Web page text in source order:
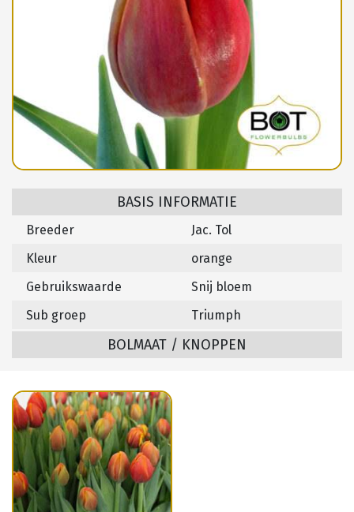
BASIS INFORMATIE
Breeder
Jac. Tol
Kleur
orange
Gebruikswaarde
Snij bloem
Sub groep
Triumph
BOLMAAT / KNOPPEN